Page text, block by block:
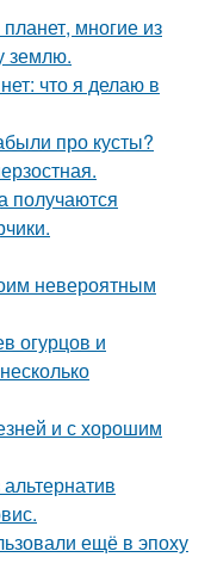
многие из
землю.
что я делаю в
про кусты?
получаются
невероятным
огурцов и
и с хорошим
ещё в эпоху